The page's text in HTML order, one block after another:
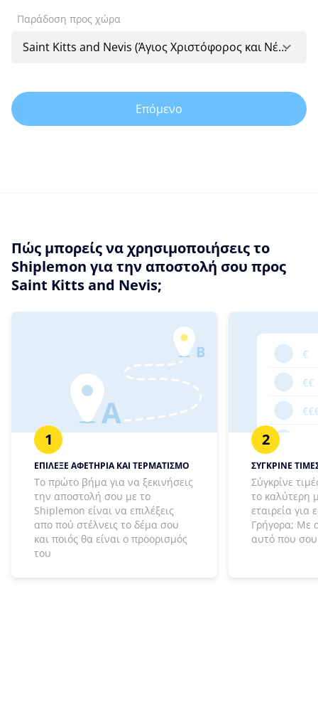
Παράδοση προς χώρα
Επόμενο
Πώς μπορείς να χρησιμοποιήσεις το
Shiplemon για την αποστολή σου προς
Saint Kitts and Nevis;
1
ΕΠΙΛΕΞΕ ΑΦΕΤΗΡΙΑ ΚΑΙ ΤΕΡΜΑΤΙΣΜΟ
Το πρώτο βήμα για να ξεκινήσεις
την αποστολή σου με το
Shiplemon είναι να επιλέξεις
απο πού στέλνεις το δέμα σου
και ποιός θα είναι ο προορισμός
του
2
ΣΥΓΚΡΙΝΕ
Σύγκρίνε
το καλύτερη
εταιρεία
Γρήγορα; Με
αυτό που σου